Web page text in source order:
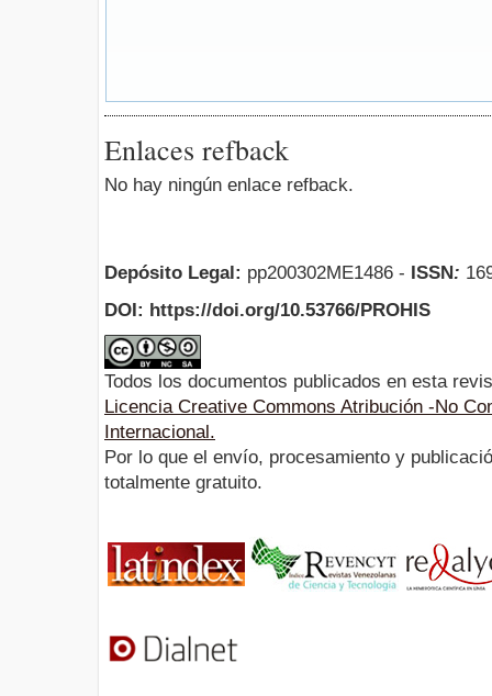
Enlaces refback
No hay ningún enlace refback.
Depósito Legal: pp200302ME1486 - ISSN:
DOI: https://doi.org/10.53766/PROHIS
Todos los documentos publicados en esta
Licencia Creative Commons Atribución -No
Internacional.
Por lo que el envío, procesamiento y
totalmente gratuito.